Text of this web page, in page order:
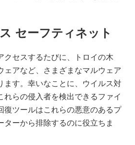
セーフティネット
セスするたびに、トロイの木
ェアなど、さまざまなマルウェア
ます。幸いなことに、ウイルス対
れらの侵入者を検出できるファイ
復ツールはこれらの悪意のあるプ
ターから排除するのに役立ちま